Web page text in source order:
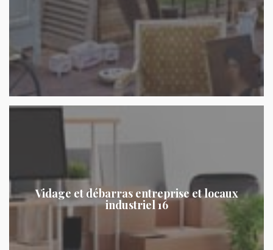
Vidage et débarras entreprise et locaux
industriel 16